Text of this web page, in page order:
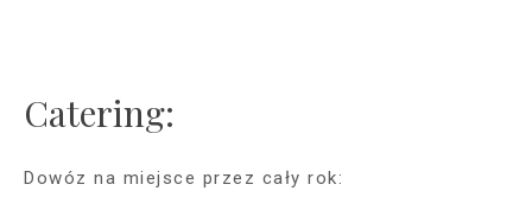
Catering:
Dowóz na miejsce przez cały rok: